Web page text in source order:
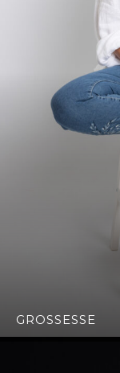
GROSSESSE